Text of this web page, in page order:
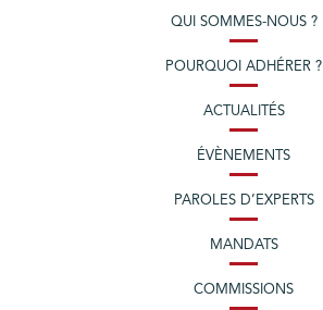
QUI SOMMES-NOUS ?
POURQUOI ADHÉRER ?
ACTUALITÉS
ÉVÈNEMENTS
PAROLES D’EXPERTS
MANDATS
COMMISSIONS